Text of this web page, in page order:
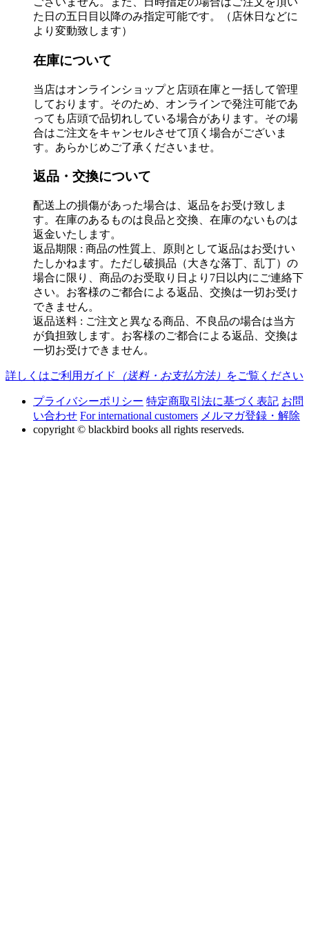
た日の五日目以降のみ指定可能です。（店休日などに
より変動致します）
在庫について
当店はオンラインショップと店頭在庫と一括して管理
しております。そのため、オンラインで発注可能であ
っても店頭で品切れしている場合があります。その場
合はご注文をキャンセルさせて頂く場合がございま
す。あらかじめご了承くださいませ。
返品・交換について
配送上の損傷があった場合は、返品をお受け致しま
す。在庫のあるものは良品と交換、在庫のないものは
返金いたします。
返品期限 : 商品の性質上、原則として返品はお受けい
たしかねます。ただし破損品（大きな落丁、乱丁）の
場合に限り、商品のお受取り日より7日以内にご連絡下
さい。お客様のご都合による返品、交換は一切お受け
できません。
返品送料 : ご注文と異なる商品、不良品の場合は当方
が負担致します。お客様のご都合による返品、交換は
一切お受けできません。
詳しくはご利用ガイド （送料・お支払方法） をご覧ください
プライバシーポリシー 特定商取引法に基づく表記 お問
い合わせ For international customers メルマガ登録・解除
copyright © blackbird books all rights reserveds.